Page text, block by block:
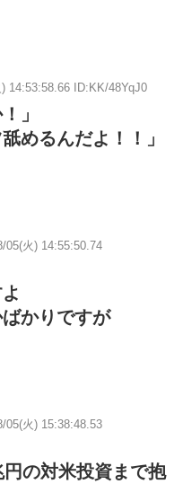
14:53:58.66 ID:KK/48YqJ0
」
めるんだよ！！」
05(火) 14:55:50.74
かりですが
05(火) 15:38:48.53
の対米投資まで抱